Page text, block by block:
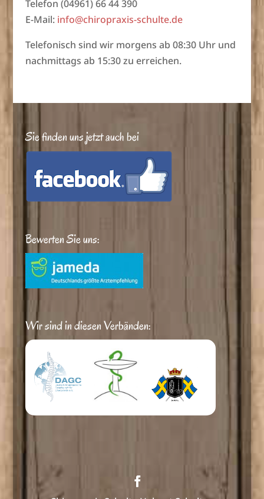
Telefon (04961) 66 44 390
E-Mail: info@chiropraxis-schulte.de
Telefonisch sind wir morgens ab 08:30 Uhr und
nachmittags ab 15:30 zu erreichen.
Sie finden uns jetzt auch bei
Bewerten Sie uns:
Wir sind in diesen Verbänden: